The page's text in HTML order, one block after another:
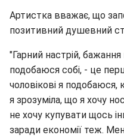
Артистка вважає, що
позитивний душевний
"Гарний настрій,
подобаюся собі, - це
чоловікові я
я зрозуміла, що я хочу
не хочу купувати щось
заради економії теж.